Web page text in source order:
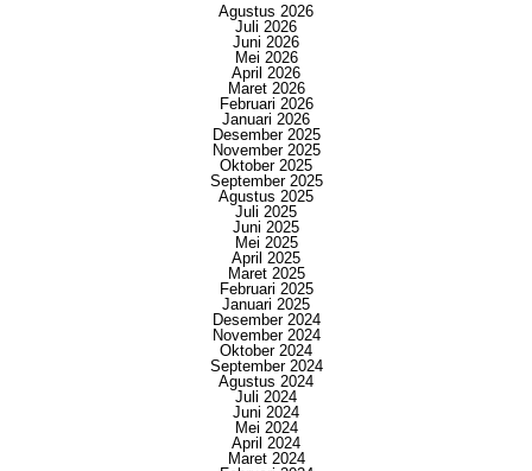
Agustus 2026
Juli 2026
Juni 2026
Mei 2026
April 2026
Maret 2026
Februari 2026
Januari 2026
Desember 2025
November 2025
Oktober 2025
September 2025
Agustus 2025
Juli 2025
Juni 2025
Mei 2025
April 2025
Maret 2025
Februari 2025
Januari 2025
Desember 2024
November 2024
Oktober 2024
September 2024
Agustus 2024
Juli 2024
Juni 2024
Mei 2024
April 2024
Maret 2024